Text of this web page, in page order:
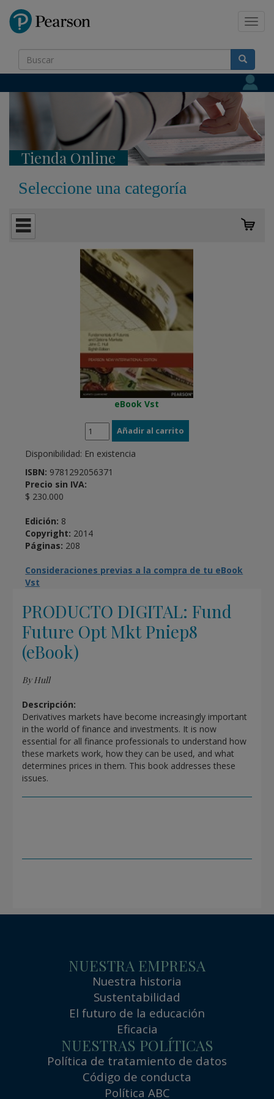
Tienda Online
Seleccione una categoría
eBook Vst
Disponibilidad: En existencia
ISBN: 9781292056371
Precio sin IVA:
$ 230.000
Edición: 8
Copyright: 2014
Páginas: 208
Consideraciones previas a la compra de tu eBook
Vst
PRODUCTO DIGITAL: Fund
Future Opt Mkt Pniep8
(eBook)
By Hull
Descripción:
Derivatives markets have become increasingly important
in the world of finance and investments. It is now
essential for all finance professionals to understand how
these markets work, how they can be used, and what
determines prices in them. This book addresses these
issues.
NUESTRA EMPRESA
Nuestra historia
Sustentabilidad
El futuro de la educación
Eficacia
NUESTRAS POLÍTICAS
Política de tratamiento de datos
Código de conducta
Política ABC